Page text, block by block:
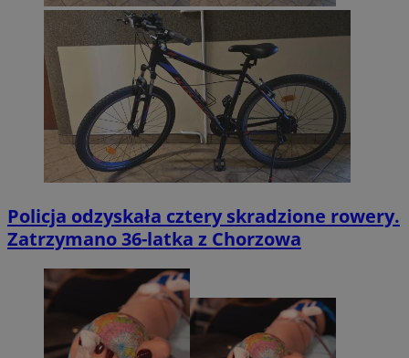
Policja odzyskała cztery skradzione rowery.
Zatrzymano 36-latka z Chorzowa